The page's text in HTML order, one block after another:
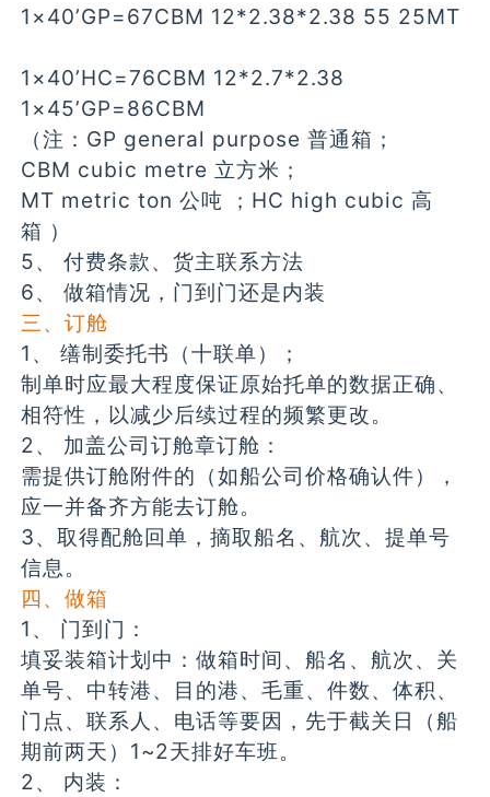
1×40’GP=67CBM 12*2.38*2.38 55 25MT
1×40’HC=76CBM 12*2.7*2.38
1×45’GP=86CBM
（注：GP general purpose 普通箱；
CBM cubic metre 立方米；
MT metric ton 公吨 ；HC high cubic 高
箱 ）
5、 付费条款、货主联系方法
6、 做箱情况，门到门还是内装
三、订舱
1、 缮制委托书（十联单）；
制单时应最大程度保证原始托单的数据正确、
相符性，以减少后续过程的频繁更改。
2、 加盖公司订舱章订舱：
需提供订舱附件的（如船公司价格确认件），
应一并备齐方能去订舱。
3、取得配舱回单，摘取船名、航次、提单号
信息。
四、做箱
1、 门到门：
填妥装箱计划中：做箱时间、船名、航次、关
单号、中转港、目的港、毛重、件数、体积、
门点、联系人、电话等要因，先于截关日（船
期前两天）1~2天排好车班。
2、 内装：